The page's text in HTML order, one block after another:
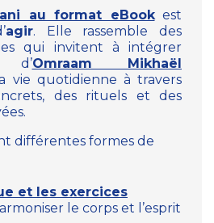
au format eBookest
agir. Elle rassemble des
qui invitent à intégrer
d’Omraam Mikhaël
vie quotidienne à travers
des rituels et des
différentes formes de
et les exercices
le corps et l’esprit